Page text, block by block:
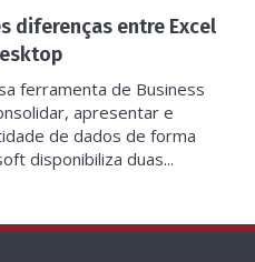
diferenças entre Excel
ferramenta de Business
apresentar e
de dados de forma
disponibiliza duas...